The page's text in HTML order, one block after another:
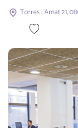
Torres i Amat 21,